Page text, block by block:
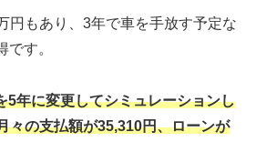
円もあり、3年で車を手放す予定な
です。
5年に変更してシミュレーションし
々の支払額が35,310円、ローンが